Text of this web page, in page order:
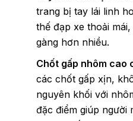
trang bị tay lái linh
thế đạp xe thoải
gàng hơn nhiều.
Chốt gấp nhôm cao
các chốt gấp xịn,
nguyên khối với
đặc điểm giúp người